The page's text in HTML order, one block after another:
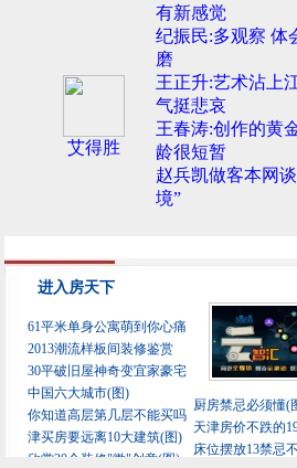
有新感觉
艾得胜
纪振民:多观察 体
磨
王正升:艺术沾上
气挺悲哀
王春涛:创作的黄
龄很短暂
赵兵凯做客本网
境”